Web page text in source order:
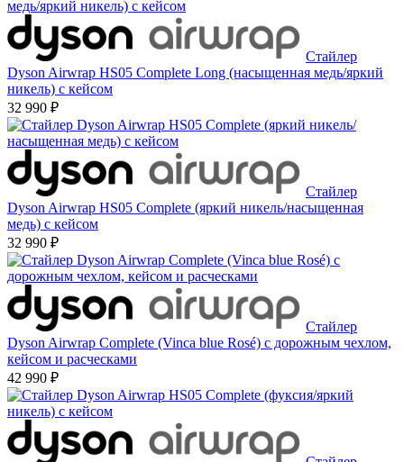
Стайлер
Dyson Airwrap HS05 Complete Long (насыщенная медь/яркий
никель) с кейсом
32 990 ₽
Стайлер
Dyson Airwrap HS05 Complete (яркий никель/насыщенная
медь) с кейсом
32 990 ₽
Стайлер
Dyson Airwrap Complete (Vinca blue Rosé) с дорожным чехлом,
кейсом и расческами
42 990 ₽